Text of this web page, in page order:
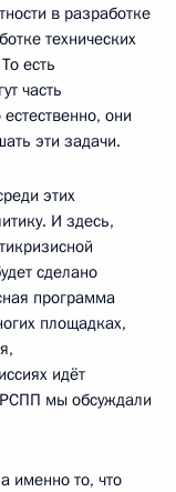
в разработке
технических
есть
часть
они
эти задачи.
этих
И здесь,
сделано
программа
площадках,
идёт
мы обсуждали
именно то, что